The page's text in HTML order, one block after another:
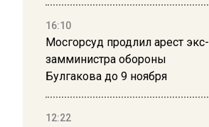
16:10
Мосгорсуд продлил арест экс-
замминистра обороны
Булгакова до 9 ноября
12:22